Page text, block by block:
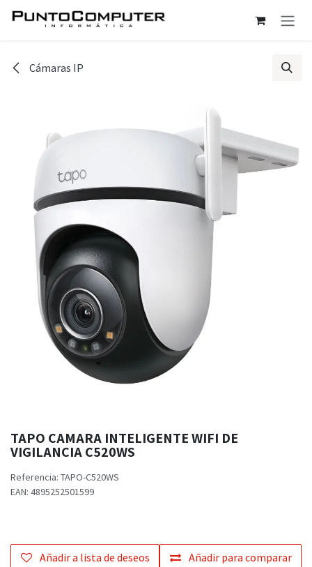
Ir al contenido
Cámaras IP
TAPO CAMARA INTELIGENTE WIFI DE
VIGILANCIA C520WS
Referencia: TAPO-C520WS
EAN: 4895252501599
Añadir para comparar
Añadir a lista de deseos